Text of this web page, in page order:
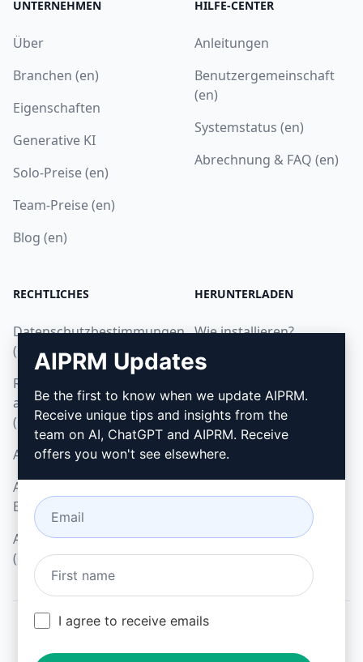
UNTERNEHMEN
Über
Branchen (en)
Eigenschaften
Generative KI
Solo-Preise (en)
Team-Preise (en)
Blog (en)
HILFE-CENTER
Anleitungen
Benutzergemeinschaft
(en)
Systemstatus (en)
Abrechnung & FAQ (en)
RECHTLICHES
Datenschutzbestimmungen
(en)
Richtlinien zur
akzeptablen Nutzung
(en)
AGB (en)
AGB für Browser-
Erweiterungen (en)
AGB für Verrechnung
(en)
HERUNTERLADEN
Wie installieren?
Google Chrome
Microsoft Edge
AIPRM Updates
Be the first to know when we update AIPRM.
Receive unique tips and insights from the
team on AI, ChatGPT and AIPRM. Receive
offers you won't see elsewhere.
I agree to receive emails